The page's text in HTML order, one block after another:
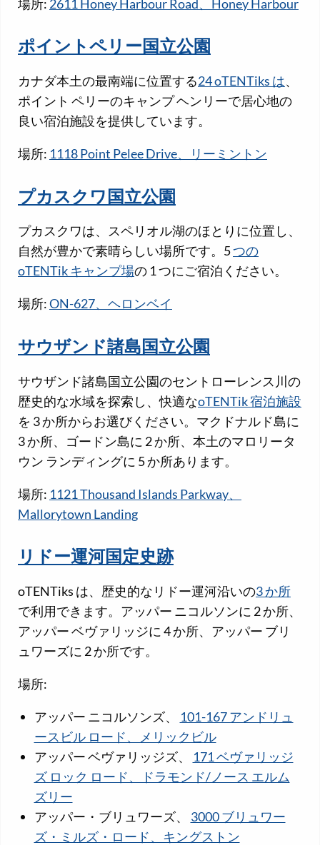
場所: 2611 Honey Harbour Road、Honey Harbour
ポイントペリー国立公園
カナダ本土の最南端に位置する24 oTENTiks は、
ポイント ペリーのキャンプ ヘンリーで居心地の
良い宿泊施設を提供しています。
場所: 1118 Point Pelee Drive、リーミントン
プカスクワ国立公園
プカスクワは、スペリオル湖のほとりに位置し、
自然が豊かで素晴らしい場所です。5つの
oTENTik キャンプ場の 1 つにご宿泊ください。
場所:ON-627、ヘロンベイ
サウザンド諸島国立公園
サウザンド諸島国立公園のセントローレンス川の
歴史的な水域を探索し、快適なoTENTik 宿泊施設
を 3 か所からお選びください。マクドナルド島に
3 か所、ゴードン島に 2 か所、本土のマロリータ
ウン ランディングに 5 か所あります。
場所: 1121 Thousand Islands Parkway、
Mallorytown Landing
リドー運河国定史跡
oTENTiks は、歴史的なリドー運河沿いの3 か所
で利用できます。アッパー ニコルソンに 2 か所、
アッパー ベヴァリッジに 4 か所、アッパー ブリ
ュワーズに 2 か所です。
場所:
アッパー ニコルソンズ、
101-167 アンドリュ
ースビル ロード、メリックビル
アッパー ベヴァリッジズ、
171 ベヴァリッジ
ズ ロック ロード、ドラモンド/ノース エルム
ズリー
アッパー・ブリュワーズ、 3000 ブリュワー
ズ・ミルズ・ロード、キングストン